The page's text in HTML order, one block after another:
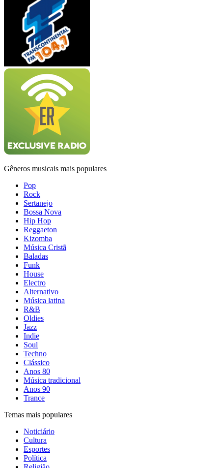
Gêneros musicais mais populares
Pop
Rock
Sertanejo
Bossa Nova
Hip Hop
Reggaeton
Kizomba
Música Cristã
Baladas
Funk
House
Electro
Alternativo
Música latina
R&B
Oldies
Jazz
Indie
Soul
Techno
Clássico
Anos 80
Música tradicional
Anos 90
Trance
Temas mais populares
Noticiário
Cultura
Esportes
Política